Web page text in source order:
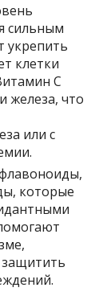
сильным
укрепить
клетки
C
железа, что
или с
которые